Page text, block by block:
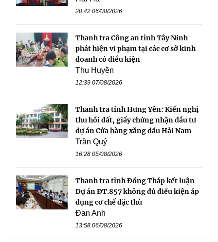
20:42 06/08/2026
Thanh tra Công an tỉnh Tây Ninh
phát hiện vi phạm tại các cơ sở kinh
doanh có điều kiện
Thu Huyền
12:39 07/08/2026
Thanh tra tỉnh Hưng Yên: Kiến nghị
thu hồi đất, giấy chứng nhận đầu tư
dự án Cửa hàng xăng dầu Hải Nam
Trần Quý
16:28 05/08/2026
Thanh tra tỉnh Đồng Tháp kết luận
Dự án ĐT.857 không đủ điều kiện áp
dụng cơ chế đặc thù
Đan Anh
13:58 06/08/2026